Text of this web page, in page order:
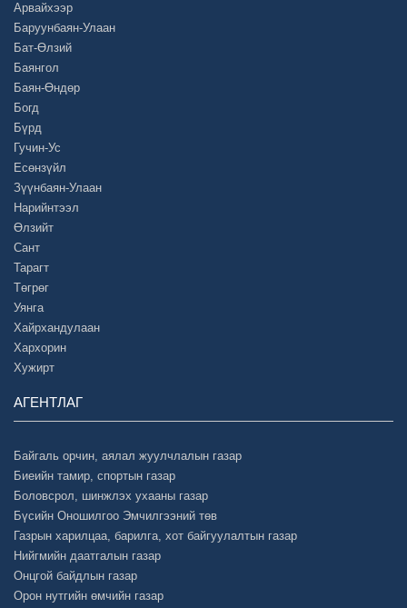
Арвайхээр
Баруунбаян-Улаан
Бат-Өлзий
Баянгол
Баян-Өндөр
Богд
Бүрд
Гучин-Ус
Есөнзүйл
Зүүнбаян-Улаан
Нарийнтээл
Өлзийт
Сант
Тарагт
Төгрөг
Уянга
Хайрхандулаан
Хархорин
Хужирт
АГЕНТЛАГ
Байгаль орчин, аялал жуулчлалын газар
Биеийн тамир, спортын газар
Боловсрол, шинжлэх ухааны газар
Бүсийн Оношилгоо Эмчилгээний төв
Газрын харилцаа, барилга, хот байгуулалтын газар
Нийгмийн даатгалын газар
Онцгой байдлын газар
Орон нутгийн өмчийн газар